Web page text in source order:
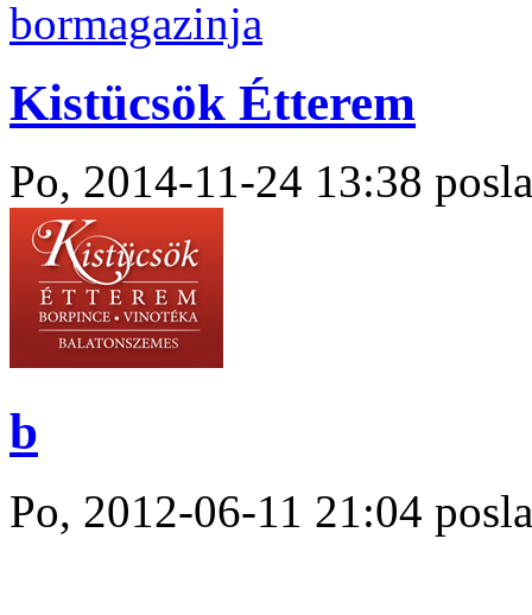
Kistücsök Étterem
Po, 2014-11-24 13:38
b
Po, 2012-06-11 21:04